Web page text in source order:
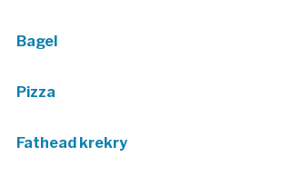
Bagel
Pizza
Fathead krekry